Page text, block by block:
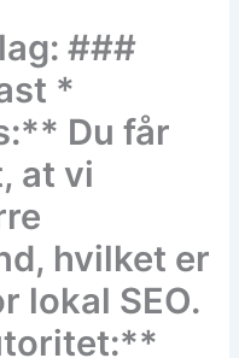
###
*
Du får
at vi
hvilket er
lokal SEO.